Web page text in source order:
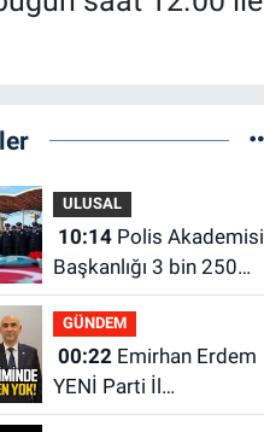
ULUSAL
10:14Polis Akademisi
Başkanlığı 3 bin 250
polis öğrencisi alacak.
GÜNDEM
00:22Emirhan Erdem
YENİ Parti İl
yönetiminden neden